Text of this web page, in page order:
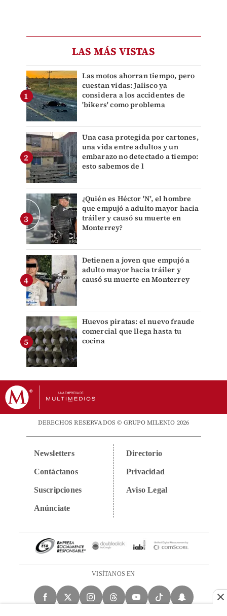
LAS MÁS VISTAS
Las motos ahorran tiempo, pero
cuestan vidas: Jalisco ya
considera a los accidentes de
'bikers' como problema
Una casa protegida por cartones,
una vida entre adultos y un
embarazo no detectado a tiempo:
esto sabemos de l
¿Quién es Héctor 'N', el hombre
que empujó a adulto mayor hacia
tráiler y causó su muerte en
Monterrey?
Detienen a joven que empujó a
adulto mayor hacia tráiler y
causó su muerte en Monterrey
Huevos piratas: el nuevo fraude
comercial que llega hasta tu
cocina
DERECHOS RESERVADOS © GRUPO MILENIO 2026
Newsletters
Contáctanos
Suscripciones
Anúnciate
Directorio
Privacidad
Aviso Legal
VISÍTANOS EN